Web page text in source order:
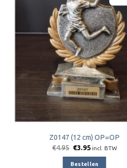
Z0147 (12 cm) OP=OP
€4.95 Oorspronkelijke
was:
€3.95Huidige
is:
incl. BTW
Bestellen